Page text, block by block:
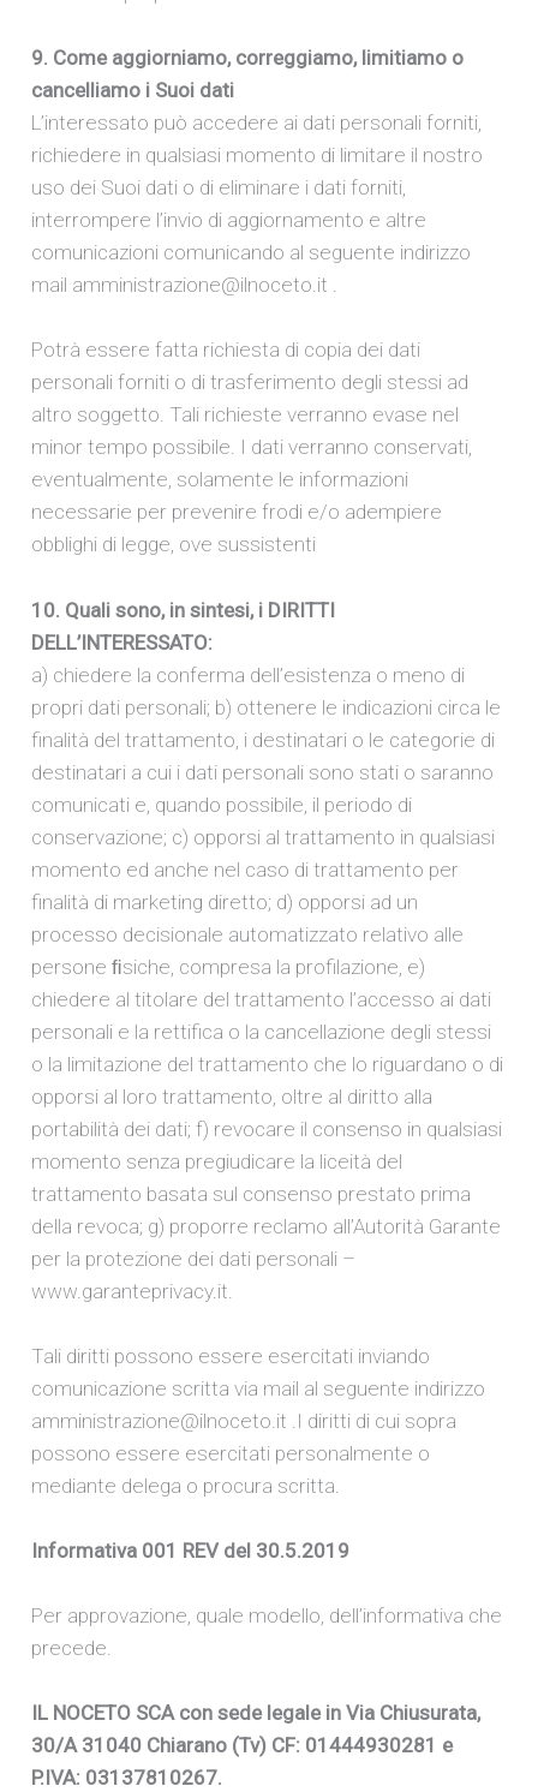
9. Come aggiorniamo, correggiamo, limitiamo o
cancelliamo i Suoi dati
L’interessato può accedere ai dati personali forniti,
richiedere in qualsiasi momento di limitare il nostro
uso dei Suoi dati o di eliminare i dati forniti,
interrompere l’invio di aggiornamento e altre
comunicazioni comunicando al seguente indirizzo
mail amministrazione@ilnoceto.it .
Potrà essere fatta richiesta di copia dei dati
personali forniti o di trasferimento degli stessi ad
altro soggetto. Tali richieste verranno evase nel
minor tempo possibile. I dati verranno conservati,
eventualmente, solamente le informazioni
necessarie per prevenire frodi e/o adempiere
obblighi di legge, ove sussistenti
10. Quali sono, in sintesi, i DIRITTI
DELL’INTERESSATO:
a) chiedere la conferma dell’esistenza o meno di
propri dati personali; b) ottenere le indicazioni circa le
finalità del trattamento, i destinatari o le categorie di
destinatari a cui i dati personali sono stati o saranno
comunicati e, quando possibile, il periodo di
conservazione; c) opporsi al trattamento in qualsiasi
momento ed anche nel caso di trattamento per
finalità di marketing diretto; d) opporsi ad un
processo decisionale automatizzato relativo alle
persone ﬁsiche, compresa la profilazione, e)
chiedere al titolare del trattamento l’accesso ai dati
personali e la rettifica o la cancellazione degli stessi
o la limitazione del trattamento che lo riguardano o di
opporsi al loro trattamento, oltre al diritto alla
portabilità dei dati; f) revocare il consenso in qualsiasi
momento senza pregiudicare la liceità del
trattamento basata sul consenso prestato prima
della revoca; g) proporre reclamo all’Autorità Garante
per la protezione dei dati personali –
www.garanteprivacy.it.
Tali diritti possono essere esercitati inviando
comunicazione scritta via mail al seguente indirizzo
amministrazione@ilnoceto.it .I diritti di cui sopra
possono essere esercitati personalmente o
mediante delega o procura scritta.
Informativa 001 REV del 30.5.2019
Per approvazione, quale modello, dell’informativa che
precede.
IL NOCETO SCA con sede legale in Via Chiusurata,
30/A 31040 Chiarano (Tv) CF: 01444930281 e
P.IVA: 03137810267.